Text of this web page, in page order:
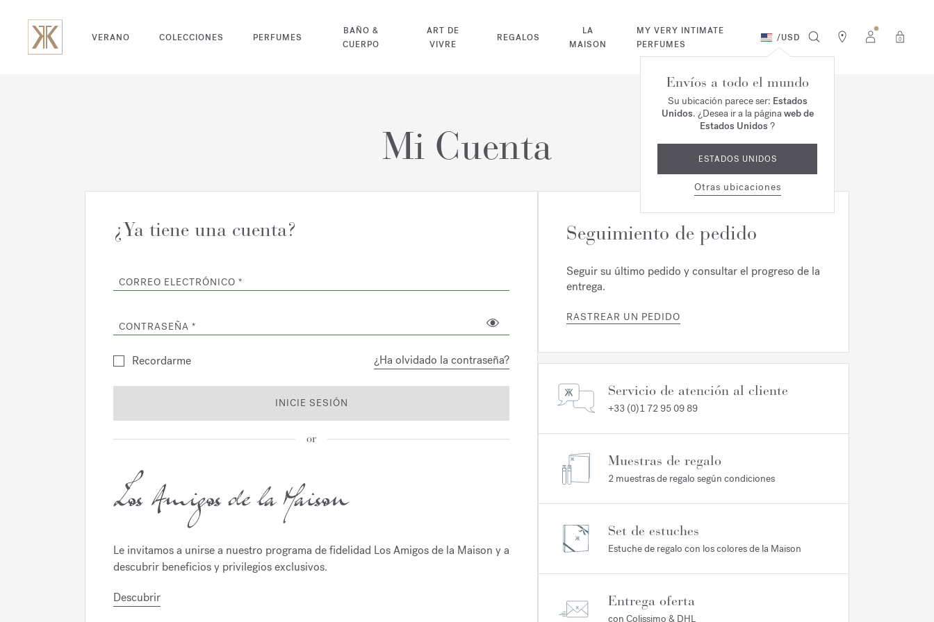
VERANO COLECCIONES PERFUMES
BAÑO &
CUERPO
ART DE
VIVRE
REGALOS
LA
MAISON
MY VERY INTIMATE
PERFUMES
/USD 0
Envíos a todo el mundo
Su ubicación parece ser: Estados
Unidos. ¿Desea ir a la páginaweb de
Estados Unidos ?
ESTADOS UNIDOS
Otras ubicaciones
Mi Cuenta
¿Ya tiene una cuenta?
CORREO ELECTRÓNICO
CONTRASEÑA
¿Ha olvidado la contraseña?
Recordarme
INICIE SESIÓN
or
Le invitamos a unirse a nuestro programa de fidelidad Los Amigos de la Maison y a
descubrir beneficios y privilegios exclusivos.
Descubrir
Seguimiento de pedido
Seguir su último pedido y consultar el progreso de la
entrega.
RASTREAR UN PEDIDO
Servicio de atención al cliente
+33 (0)1 72 95 09 89
Muestras de regalo
2 muestras de regalo según condiciones
Set de estuches
Estuche de regalo con los colores de la Maison
Entrega oferta
con Colissimo & DHL